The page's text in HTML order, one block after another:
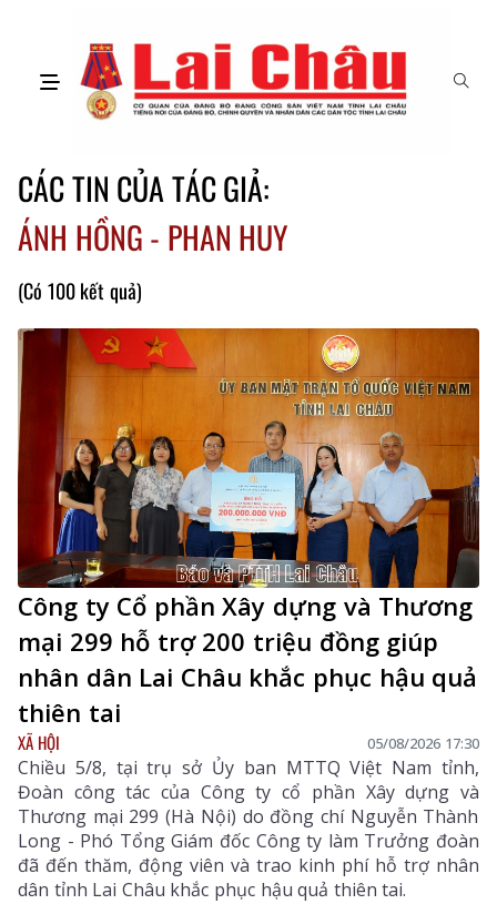
CÁC TIN CỦA TÁC GIẢ:
ÁNH HỒNG - PHAN HUY
(Có 100 kết quả)
Công ty Cổ phần Xây dựng và Thương
mại 299 hỗ trợ 200 triệu đồng giúp
nhân dân Lai Châu khắc phục hậu quả
thiên tai
XÃ HỘI 05/08/2026 17:30
Chiều 5/8, tại trụ sở Ủy ban MTTQ Việt Nam tỉnh,
Đoàn công tác của Công ty cổ phần Xây dựng và
Thương mại 299 (Hà Nội) do đồng chí Nguyễn Thành
Long - Phó Tổng Giám đốc Công ty làm Trưởng đoàn
đã đến thăm, động viên và trao kinh phí hỗ trợ nhân
dân tỉnh Lai Châu khắc phục hậu quả thiên tai.